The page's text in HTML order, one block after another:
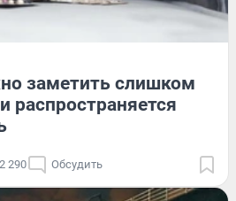
заметить слишком
распространяется
2 290 Обсудить